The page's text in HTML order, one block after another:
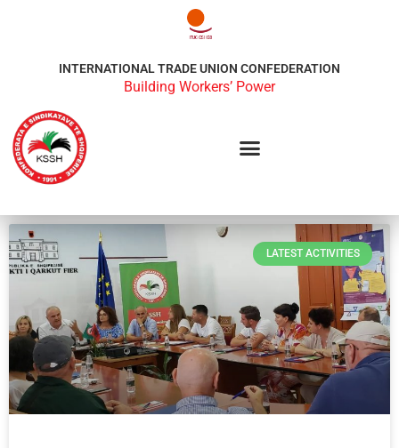
INTERNATIONAL TRADE UNION CONFEDERATION
Building Workers’ Power
LATEST ACTIVITIES